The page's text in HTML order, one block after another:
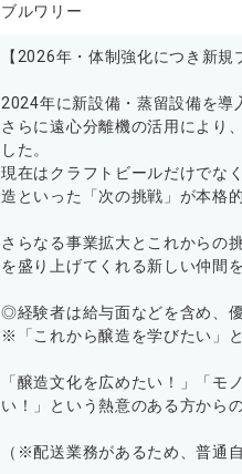
ブルワリー
【2026年・体制強化につき新規
2024年に新設備・蒸留設備を導
さらに遠心分離機の活用により
した。
現在はクラフトビールだけでな
造といった「次の挑戦」が本格
さらなる事業拡大とこれからの
を盛り上げてくれる新しい仲間
◎経験者は給与面などを含め、優
※「これから醸造を学びたい」
「醸造文化を広めたい！」「モ
い！」という熱意のある方から
（※配送業務があるため、普通